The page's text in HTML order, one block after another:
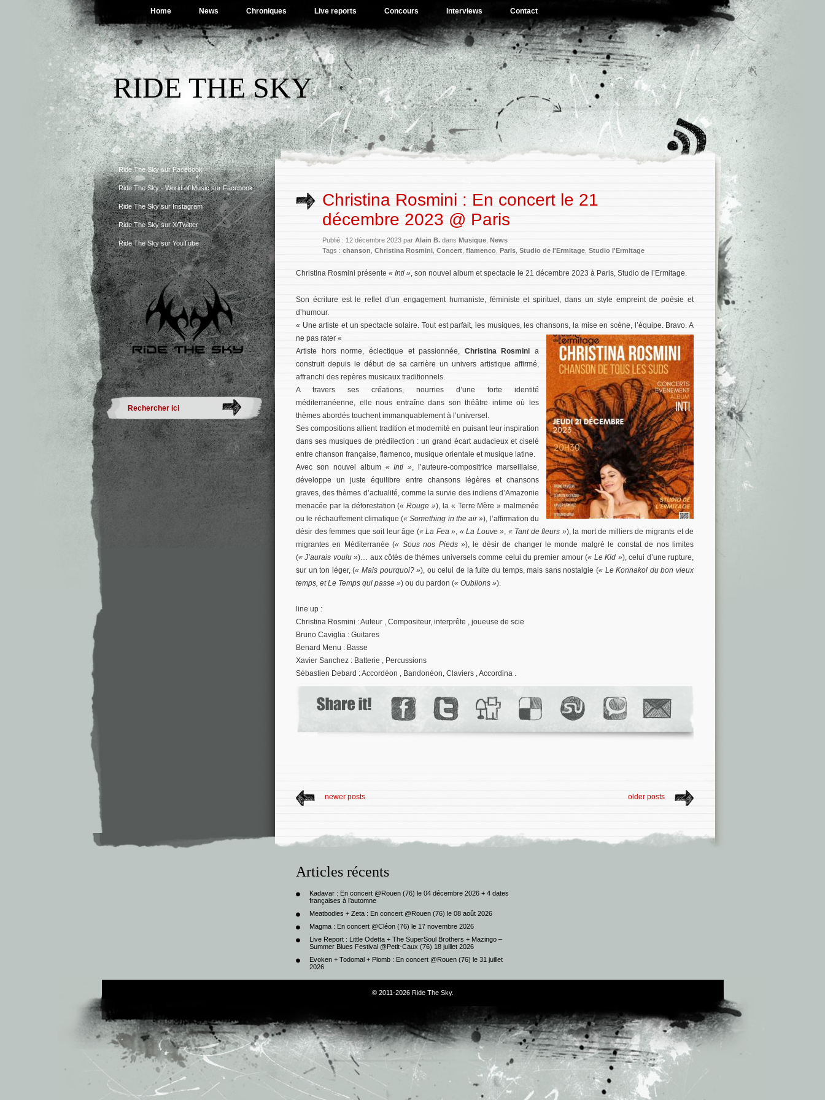
Home News Chroniques Live reports Concours Interviews Contact
RIDE THE SKY
Ride The Sky sur Facebook
Ride The Sky - World of Music sur Facebook
Ride The Sky sur Instagram
Ride The Sky sur X/Twitter
Ride The Sky sur YouTube
Christina Rosmini : En concert le 21
décembre 2023 @ Paris
Publié : 12 décembre 2023 par Alain B. dans Musique News
Tags : chanson Christina Rosmini Concert flamenco Paris Studio de l'Ermitage Studio l'Ermitage
Christina Rosmini présente « Inti », son nouvel album et spectacle le 21 décembre 2023 à Paris, Studio de l’Ermitage.
Son écriture est le reflet d’un engagement humaniste, féministe et spirituel, dans un style empreint de poésie et
d’humour.
« Une artiste et un spectacle solaire. Tout est parfait, les musiques, les chansons, la mise en scène, l’équipe. Bravo. A
ne pas rater «
Artiste hors norme, éclectique et passionnée, Christina Rosmini a
construit depuis le début de sa carrière un univers artistique affirmé,
affranchi des repères musicaux traditionnels.
A travers ses créations, nourries d’une forte
identité
méditerranéenne,
elle nous entraîne dans son théâtre intime où les
thèmes abordés touchent immanquablement à l’universel.
Ses compositions allient tradition et modernité en puisant leur inspiration
dans ses musiques de prédilection : un grand écart audacieux et ciselé
entre chanson française, flamenco, musique orientale et musique latine.
Avec son nouvel album « Inti » , l’auteure-compositrice marseillaise,
développe un juste équilibre entre chansons légères et chansons
graves, des thèmes d’actualité, comme la survie des indiens d’Amazonie
menacée par la déforestation (« Rouge »), la « Terre Mère » malmenée
ou le réchauffement climatique (« Something in the air »), l’affirmation du
désir des femmes que soit leur âge (« La Fea » « La Louve » « Tant de fleurs »), la mort de milliers de migrants et de
migrantes en Méditerranée (« Sous nos Pieds »), le désir de changer le monde malgré le constat de nos limites
(« J’aurais voulu »)… aux côtés de thèmes universels comme celui du premier amour (« Le Kid »), celui d’une rupture,
sur un ton léger, (« Mais pourquoi? »), ou celui de la fuite du temps, mais sans nostalgie (« Le Konnakol du bon vieux
temps, et Le Temps qui passe ») ou du pardon (« Oublions »).
line up :
Christina Rosmini : Auteur , Compositeur, interprête , joueuse de scie
Bruno Caviglia : Guitares
Benard Menu : Basse
Xavier Sanchez : Batterie , Percussions
Sébastien Debard : Accordéon , Bandonéon, Claviers , Accordina .
newer posts older posts
Articles récents
Kadavar : En concert @Rouen (76) le 04 décembre 2026 + 4 dates
françaises à l’automne
Meatbodies + Zeta : En concert @Rouen (76) le 08 août 2026
Magma : En concert @Cléon (76) le 17 novembre 2026
Live Report : Little Odetta + The SuperSoul Brothers + Mazingo –
Summer Blues Festival @Petit-Caux (76) 18 juillet 2026
Evoken + Todomal + Plomb : En concert @Rouen (76) le 31 juillet
2026
© 2011-2026 Ride The Sky.